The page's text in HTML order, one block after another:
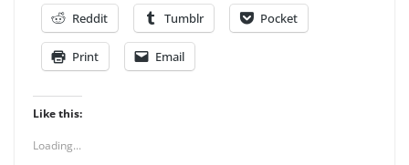
Reddit Tumblr Pocket
Print Email
Like this:
Loading...